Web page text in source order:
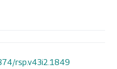
rsp.v43i2.1849